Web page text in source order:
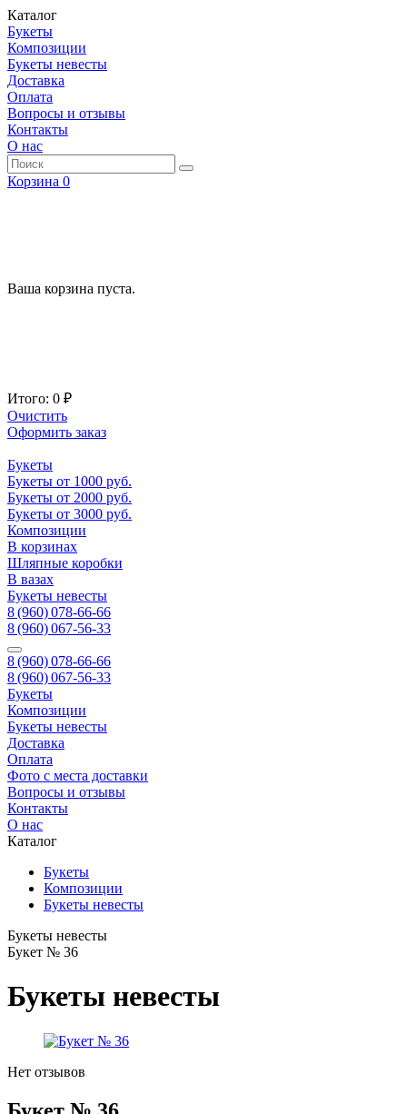
Каталог
Букеты
Композиции
Букеты невесты
Доставка
Оплата
Вопросы и отзывы
Контакты
О нас
Корзина 0
Ваша корзина пуста.
Итого: 0 ₽
Очистить
Оформить заказ
Букеты
Букеты от 1000 руб.
Букеты от 2000 руб.
Букеты от 3000 руб.
Композиции
В корзинах
Шляпные коробки
В вазах
Букеты невесты
8 (960) 078-66-66
8 (960) 067-56-33
8 (960) 078-66-66
8 (960) 067-56-33
Букеты
Композиции
Букеты невесты
Доставка
Оплата
Фото с места доставки
Вопросы и отзывы
Контакты
О нас
Каталог
Букеты
Композиции
Букеты невесты
Букеты невесты
Букет № 36
Букеты невесты
Нет отзывов